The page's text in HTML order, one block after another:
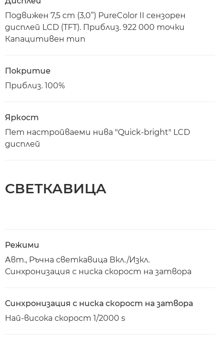
Подвижен 7,5 cm (3,0”) PureColor II сензорен
дисплей LCD (TFT). Приблиз. 922 000 точки
Капацитивен тип
Покритие
Приблиз. 100%
Яркост
Пет настройваеми нива "Quick-bright" LCD
дисплей
СВЕТКАВИЦА
Режими
Авт., Ръчна светкавица Вкл./Изкл.
Синхронизация с ниска скорост на затвора
Синхронизация с ниска скорост на затвора
Най-висока скорост 1/2000 s